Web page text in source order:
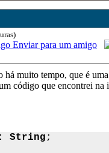
Enviar para um amigo
muito tempo, que é
código que encontrei na
String